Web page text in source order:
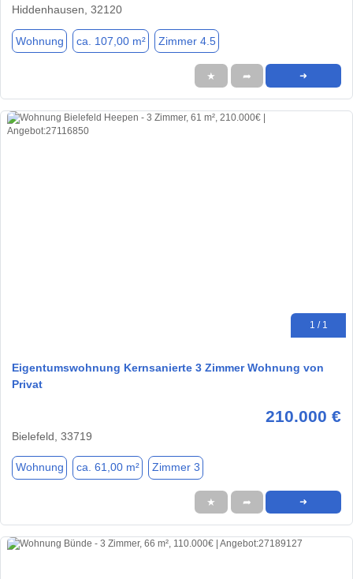
Hiddenhausen, 32120
Wohnung ca. 107,00 m² Zimmer 4.5
★ ➦ ➜
1 / 1
Eigentumswohnung Kernsanierte 3 Zimmer Wohnung von
Privat
210.000 €
Bielefeld, 33719
Wohnung ca. 61,00 m² Zimmer 3
★ ➦ ➜